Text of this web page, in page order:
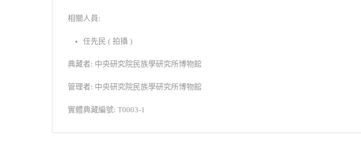
相關人員:
任先民 ( 拍攝 )
典藏者: 中央研究院民族學研究所博物館
管理者: 中央研究院民族學研究所博物館
實體典藏編號: T0003-1